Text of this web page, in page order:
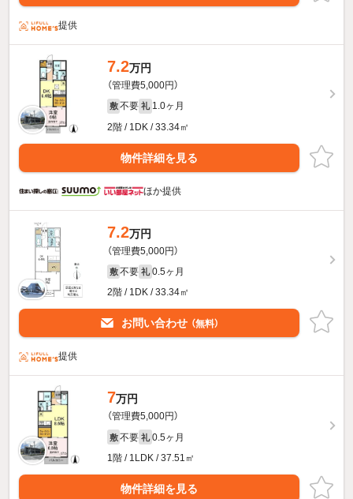
提供
7.2万円
（管理費5,000円）
敷 不要 礼 1.0ヶ月
2階 / 1DK / 33.34㎡
物件詳細を見る
ほか提供
7.2万円
（管理費5,000円）
敷 不要 礼 0.5ヶ月
2階 / 1DK / 33.34㎡
お問い合わせ （無料）
提供
7万円
（管理費5,000円）
敷 不要 礼 0.5ヶ月
1階 / 1LDK / 37.51㎡
物件詳細を見る